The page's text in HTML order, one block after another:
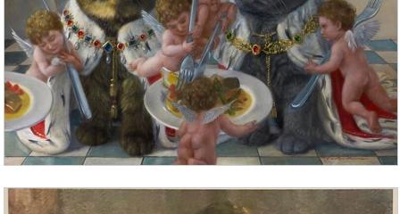
выглядывает из мохнатого полотенца –
любопытно же! Сестра целует малыша, прижимает
к себе, пытается накормить (а он объелся уже), а
я… А я засыпаю. Все плывет перед глазами…
Спать хочется.
Чувствую, как меня переносят на кровать, как с
меня снимают свитер, и я падаю в подушку лицом
и бормочу что-то про с Новым годом и про
хорошие приметы.